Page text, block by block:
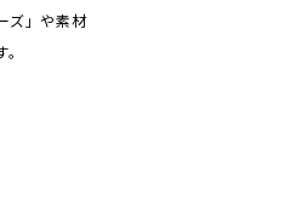
ズ」や素材